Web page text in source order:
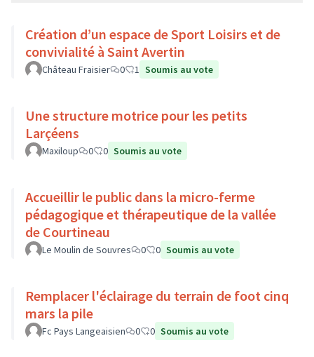
Création d’un espace de Sport Loisirs et de
convivialité à Saint Avertin
Château Fraisier 0 1 Soumis au vote
Une structure motrice pour les petits
Larçéens
Maxiloup 0 0 Soumis au vote
Accueillir le public dans la micro-ferme
pédagogique et thérapeutique de la vallée
de Courtineau
Le Moulin de Souvres 0 0 Soumis au vote
Remplacer l'éclairage du terrain de foot cinq
mars la pile
Fc Pays Langeaisien 0 0 Soumis au vote